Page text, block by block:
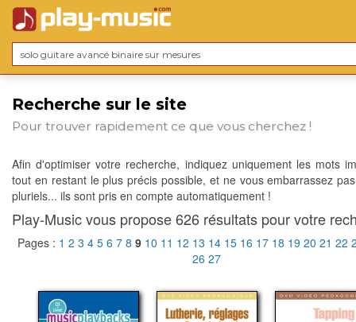
Recherche sur le site
Pour trouver rapidement ce que vous cherchez !
Afin d'optimiser votre recherche, indiquez uniquement les mots
tout en restant le plus précis possible, et ne vous embarrassez
pluriels... ils sont pris en compte automatiquement !
Play-Music vous propose 626 résultats pour votre
Pages : 1 2 3 4 5 6 7 8 9 10 11 12 13 14 15 16 17 18 19 20 21 22
26 27